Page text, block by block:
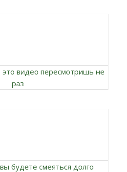
это видео пересмотришь не
раз
будете смеяться долго